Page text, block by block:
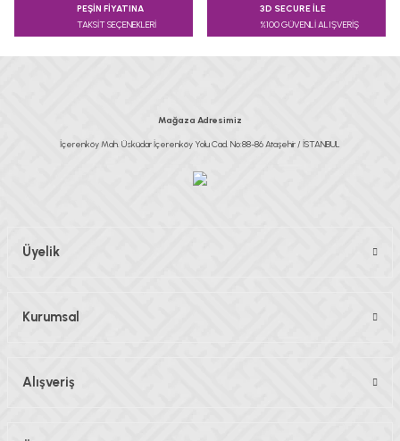
Ürün resmi kalitesiz, bozuk veya görüntülenemiyor.
Ürün açıklamasında eksik bilgiler bulunuyor.
PEŞİN FİYATINA
TAKSİT SEÇENEKLERİ
3D SECURE İLE
%100 GÜVENLİ ALIŞVERİŞ
Mağaza Adresimiz
İçerenköy Mah. Üsküdar İçerenköy Yolu Cad. No:88-86 Ataşehir / İSTANBUL
Üyelik
Kurumsal
Alışveriş